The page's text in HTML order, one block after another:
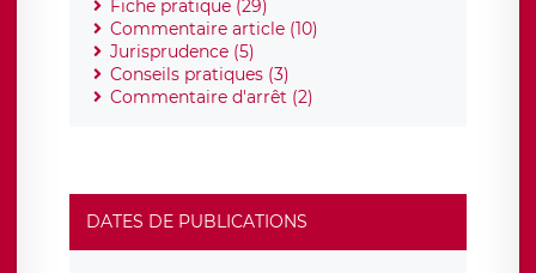
Fiche pratique (29)
Commentaire article (10)
Jurisprudence (5)
Conseils pratiques (3)
Commentaire d'arrêt (2)
DATES DE PUBLICATIONS